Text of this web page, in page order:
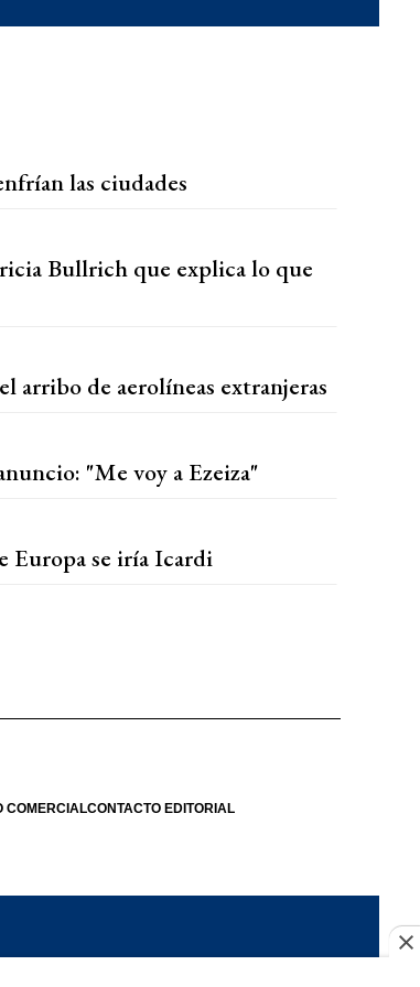
las ciudades
Bullrich que explica lo que
arribo de aerolíneas extranjeras
"Me voy a Ezeiza"
Europa se iría Icardi
COMERCIALCONTACTO EDITORIAL